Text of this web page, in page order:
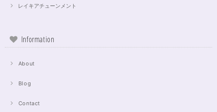
レイキアチューンメント
Information
About
Blog
Contact